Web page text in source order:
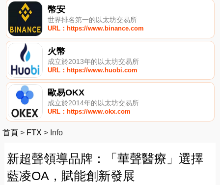
幣安
世界排名第一的以太坊交易所
URL：https://www.binance.com
火幣
成立於2013年的以太坊交易所
URL：https://www.huobi.com
歐易OKX
成立於2014年的以太坊交易所
URL：https://www.okx.com
首頁 > FTX > Info
新超聲領導品牌：「華聲醫療」選擇
藍凌OA，賦能創新發展